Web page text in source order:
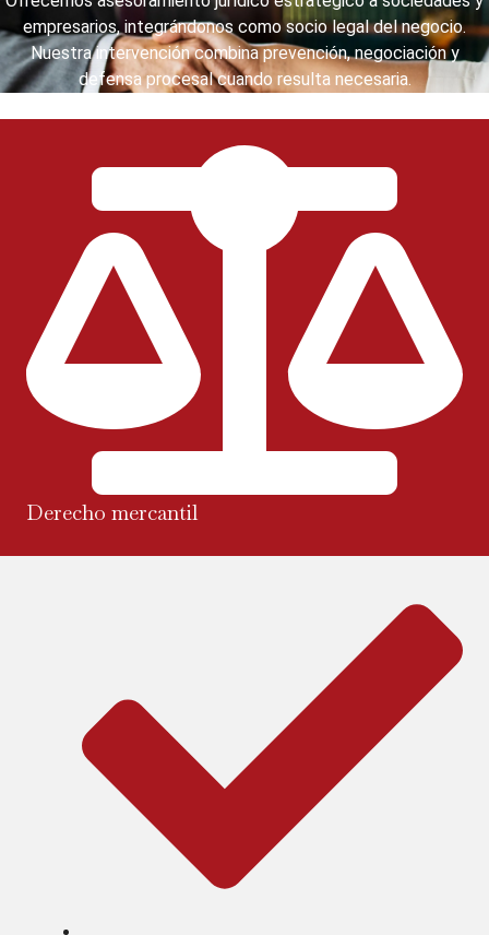
empresarios, integrándonos como socio legal del negocio.
Nuestra intervención combina prevención, negociación y
defensa procesal cuando resulta necesaria.
Derecho mercantil